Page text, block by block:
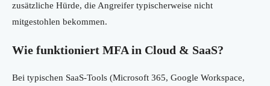
zusätzliche Hürde, die Angreifer typischerweise nicht
mitgestohlen bekommen.
Wie funktioniert MFA in Cloud & SaaS?
Bei typischen SaaS-Tools (Microsoft 365, Google Workspace,